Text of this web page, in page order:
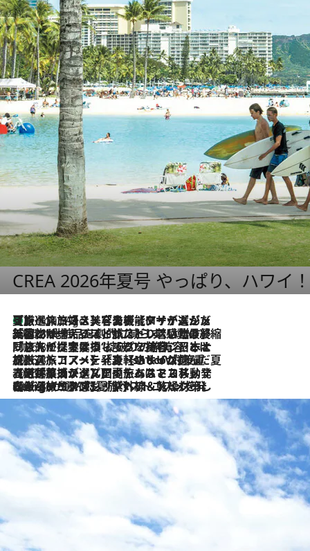
CREA 2026年夏号 やっぱり、ハワイ
1 Hour Ago
【厳選旅コスメ】「多機能アイテムがメイン！」旅好き美容エディターが選んだ夏旅ベストコスメを発表【Mサイズジップ】
2026.8.6
「荷物が増えるほど旅ストレスは増す」美容ジャーナリストがたどり着いた最終結論。“化粧品を劇的に減らす”感動の凝縮美容とは
2026.8.6
「旅先には金髪ウィッグを持参」日本と同じメイクでは損してる!? 美容ジャーナリストが提案する“掟破りの旅美容”とは
2026.8.6
【厳選旅コスメ】「身軽さ＆UV対策重視！」ヘアアーティストshucoが選んだ夏旅ベストコスメを発表【Mサイズジップ】
2026.8.5
【厳選旅コスメ】国内をあちこち移動する河井菜摘が選んだ夏旅ベストコスメ発表！「リラックスアイテムはマスト」【Mサイズジップ】
2026.8.4
【厳選旅コスメ】「紫外線＆乾燥対策しながらメイク感も！」ヘア＆メイクGeorgeが選んだ夏旅ベストコスメを発表！【Mサイズジップ】